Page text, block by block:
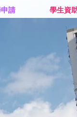
請 學生資